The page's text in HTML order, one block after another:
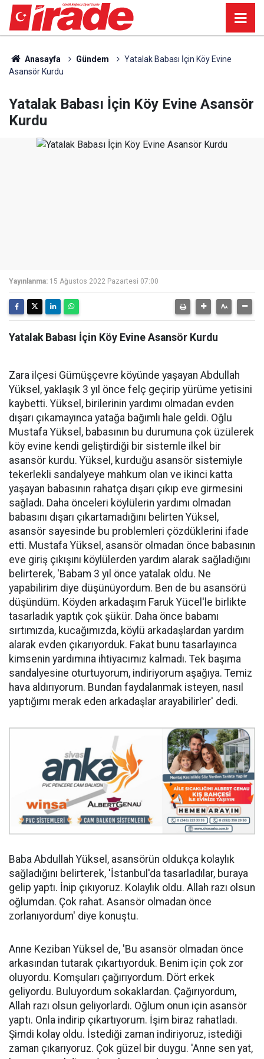
Anasayfa Gündem
Yatalak Babası İçin Köy Evine
Asansör Kurdu
Yatalak Babası İçin Köy Evine Asansör
Kurdu
Yayınlanma: 15 Ağustos 2022 Pazartesi 07:00
Yatalak Babası İçin Köy Evine Asansör Kurdu
Zara ilçesi Gümüşçevre köyünde yaşayan Abdullah
Yüksel, yaklaşık 3 yıl önce felç geçirip yürüme yetisini
kaybetti. Yüksel, birilerinin yardımı olmadan evden
dışarı çıkamayınca yatağa bağımlı hale geldi. Oğlu
Mustafa Yüksel, babasının bu durumuna çok üzülerek
köy evine kendi geliştirdiği bir sistemle ilkel bir
asansör kurdu. Yüksel, kurduğu asansör sistemiyle
tekerlekli sandalyeye mahkum olan ve ikinci katta
yaşayan babasının rahatça dışarı çıkıp eve girmesini
sağladı. Daha önceleri köylülerin yardımı olmadan
babasını dışarı çıkartamadığını belirten Yüksel,
asansör sayesinde bu problemleri çözdüklerini ifade
etti. Mustafa Yüksel, asansör olmadan önce babasının
eve giriş çıkışını köylülerden yardım alarak sağladığını
belirterek, 'Babam 3 yıl önce yatalak oldu. Ne
yapabilirim diye düşünüyordum. Ben de bu asansörü
düşündüm. Köyden arkadaşım Faruk Yücel'le birlikte
tasarladık yaptık çok şükür. Daha önce babamı
sırtımızda, kucağımızda, köylü arkadaşlardan yardım
alarak evden çıkarıyorduk. Fakat bunu tasarlayınca
kimsenin yardımına ihtiyacımız kalmadı. Tek başıma
sandalyesine oturtuyorum, indiriyorum aşağıya. Temiz
hava aldırıyorum. Bundan faydalanmak isteyen, nasıl
yaptığımı merak eden arkadaşlar arayabilirler' dedi.
Baba Abdullah Yüksel, asansörün oldukça kolaylık
sağladığını belirterek, 'İstanbul'da tasarladılar, buraya
gelip yaptı. İnip çıkıyoruz. Kolaylık oldu. Allah razı olsun
oğlumdan. Çok rahat. Asansör olmadan önce
zorlanıyordum' diye konuştu.
Anne Keziban Yüksel de, 'Bu asansör olmadan önce
arkasından tutarak çıkartıyorduk. Benim için çok zor
oluyordu. Komşuları çağırıyordum. Dört erkek
geliyordu. Buluyordum sokaklardan. Çağırıyordum,
Allah razı olsun geliyorlardı. Oğlum onun için asansör
yaptı. Onla indirip çıkartıyorum. İşim biraz rahatladı.
Şimdi kolay oldu. İstediği zaman indiriyoruz, istediği
zaman çıkarıyoruz. Çok güzel bir duygu. 'Anne sen yat,